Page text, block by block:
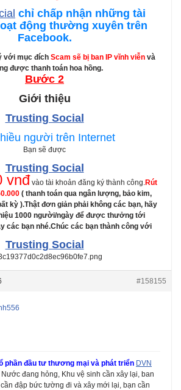
chỉ chấp nhận những tài
động thường xuyên trên
Facebook.
với mục đích Scam sẽ bị ban IP vĩnh viễn và
được thanh toán hoa hồng.
Bước 2
Giới thiệu
Trusting Social
người trên Internet
Bạn sẽ được
Trusting Social
vnđ vào tài khoản đăng ký thành công. Rút
( thanh toán qua ngân lượng, bảo kim,
kỳ ).Thật đơn giản phải không các bạn, hãy
1000 người/ngày để được thưởng tới
các bạn nhé.Chúc các bạn thành công với
Trusting Social
#158155
phần đầu tư thương mại và phát triển DVN
đang hỏng, Khu vệ sinh cần xây lại, ban
đập bức tường đi và xây mới lại, bạn cần